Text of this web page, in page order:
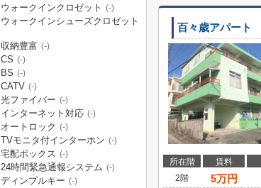
百々歳アパート
所在階 賃料
2階
5万円
ウォークインクロゼット (-)
ウォークインシューズクロゼット
収納豊富 (-)
CS (-)
BS (-)
CATV (-)
光ファイバー (-)
インターネット対応 (-)
オートロック (-)
TVモニタ付インターホン (-)
宅配ボックス (-)
24時間緊急通報システム (-)
ディンプルキー (-)